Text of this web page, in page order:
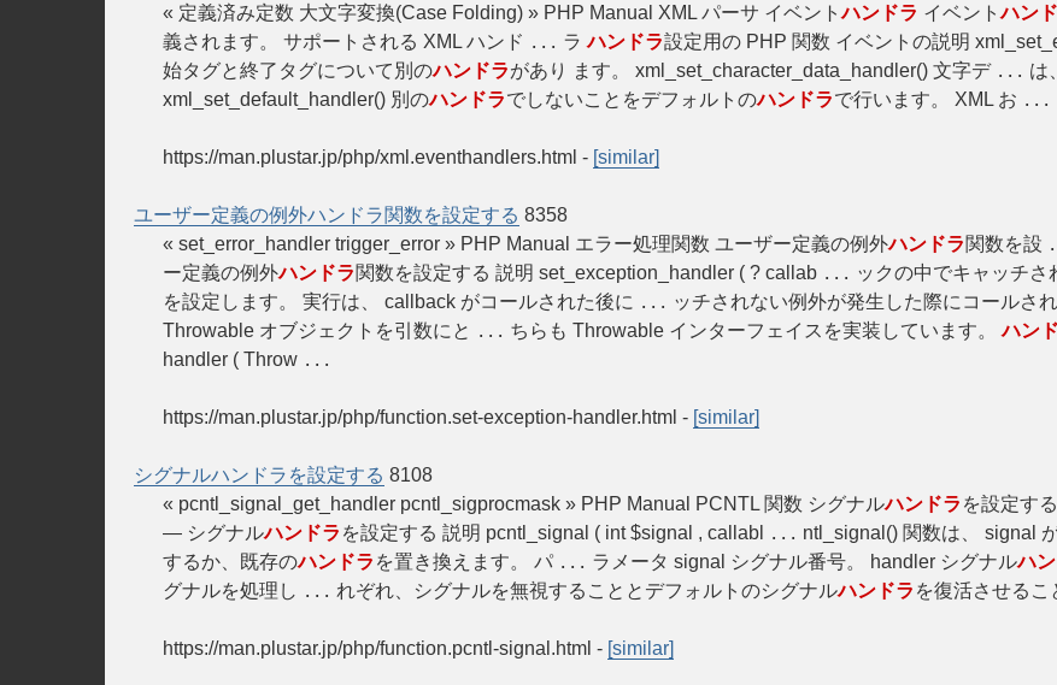
« 定義済み定数 大文字変換(Case Folding) » PHP Manual XML パーサ イベントハンドラ イベントハン
義されます。 サポートされる XML ハンド ... ラハンドラ設定用の PHP 関数 イベントの説明
始タグと終了タグについて別のハンドラがあり ます。 xml_set_character_data_handler() 文字デ ... は
xml_set_default_handler() 別のハンドラでしないことをデフォルトのハンドラで行います。 XML お ...
https://man.plustar.jp/php/xml.eventhandlers.html - [similar]
ユーザー定義の例外ハンドラ関数を設定する 8358
« set_error_handler trigger_error » PHP Manual エラー処理関数 ユーザー定義の例外ハンドラ関数を設
ー定義の例外ハンドラ関数を設定する 説明 set_exception_handler ( ? callab ... ックの中でキャッチ
を設定します。 実行は、 callback がコールされた後に ... ッチされない例外が発生した際にコールさ
Throwable オブジェクトを引数にと
... ちらも Throwable インターフェイスを実装しています。ハン
handler ( Throw ...
https://man.plustar.jp/php/function.set-exception-handler.html - [similar]
シグナルハンドラを設定する 8108
« pcntl_signal_get_handler pcntl_sigprocmask » PHP Manual PCNTL 関数 シグナルハンドラ を設定する
— シグナルハンドラ を設定する 説明 pcntl_signal ( int $signal , callabl ... ntl_signal() 関数は、 signal
するか、既存のハンドラ を置き換えます。 パ ... ラメータ signal シグナル番号。 handler シグナルハ
グナルを処理し ... れぞれ、シグナルを無視することとデフォルトのシグナルハンドラ を復活させるこ
https://man.plustar.jp/php/function.pcntl-signal.html - [similar]